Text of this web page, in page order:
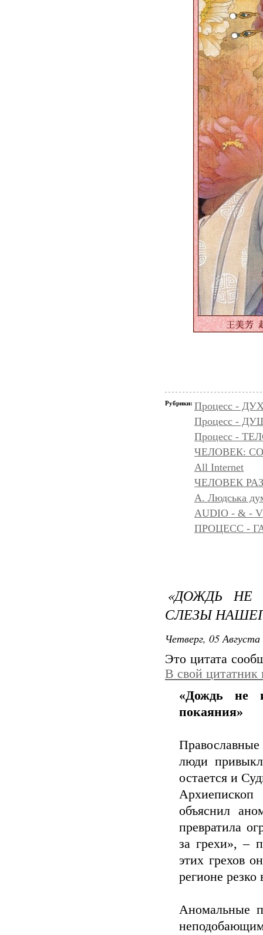
Рубрики: Процесс -
Процесс -
Процесс -
ЧЕЛОВЕК:
All Internet
ЧЕЛОВЕК
A. Людська
AUDIO - & -
ПРОЦЕСС -
«ДОЖДЬ НЕ
СЛЕЗЫ
Четверг, 05
Это цитата
В свой цитатник
«Дождь не
покаяния»
люди
остается и
объяснил
превратила
за грехи», –
этих грехов
регионе резко
Аномальные